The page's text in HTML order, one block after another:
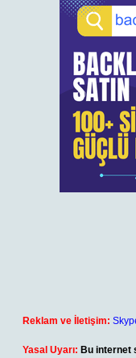
Reklam ve İletişim:
Yasal Uyarı: Bu internet